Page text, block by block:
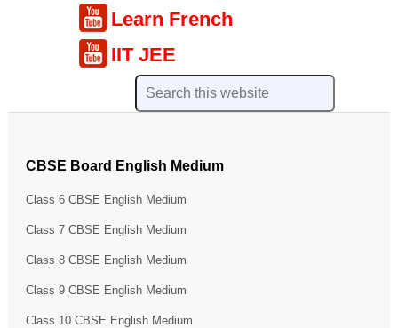
Learn French
IIT JEE
CBSE Board English Medium
Class 6 CBSE English Medium
Class 7 CBSE English Medium
Class 8 CBSE English Medium
Class 9 CBSE English Medium
Class 10 CBSE English Medium